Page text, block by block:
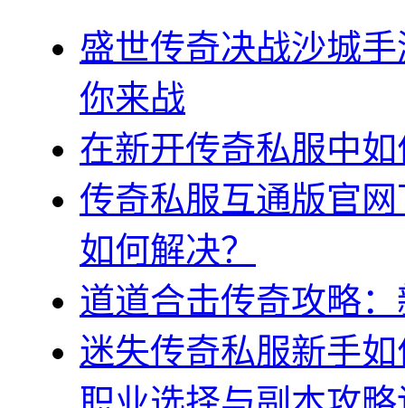
盛世传奇决战沙城
你来战
在新开传奇私服中
传奇私服互通版官
如何解决？
道道合击传奇攻略
迷失传奇私服新手